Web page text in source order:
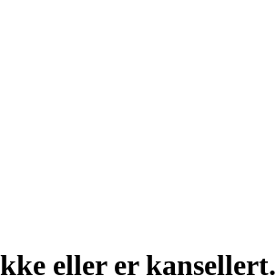
eller er kansellert.